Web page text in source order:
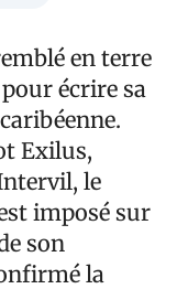
en terre
écrire sa
Exilus,
le
imposé sur
son
la